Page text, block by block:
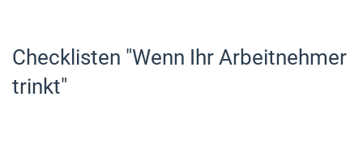
Checklisten "Wenn Ihr Arbeitnehmer
trinkt"